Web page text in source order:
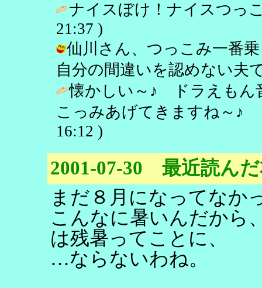
ナイスぼけ！ナイスつっ
21:37 )
仙川さん、つっこみ一番
自分の間違いを認めない夫
懐かしい～♪ ドラえも
こっみあげてきますね～
16:12 )
2001-07-30 最近読ん
まだ８月になってなか
こんなに暑いんだから
は残暑ってことに、
…ならないわね。